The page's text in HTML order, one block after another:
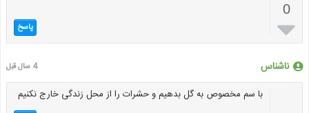
0
 پاسخ
ناشناس 4 سال قبل
با سم مخصوص به گل بدهیم و حشرات را از محل زندگی خارج نکنیم